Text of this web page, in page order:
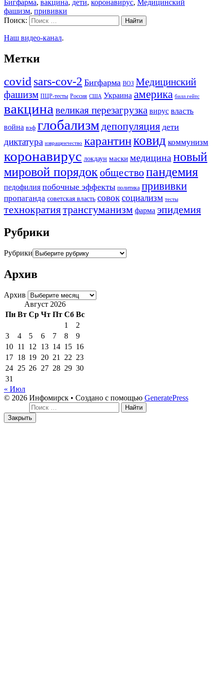
Бигфарма, вакцина, дети, коронавирус, Медицинский
фашизм, прививки
Поиск:
Наш видео-канал.
Метки
covidsars-cov-2 Бигфарма ВОЗ Медицинский
фашизм ПЦР-тесты Россия США Украина америка билл гейтс
вакцинавеликая перезагрузка вирус власть
война вэф глобализмдепопуляция дети
диктатура извращенчество карантинковид коммунизм
коронавирус локдаун маски медицинановый
мировой порядокобществопандемия
педофилия побочные эффекты политика прививки
пропаганда советская власть совоксоциализм тесты
технократиятрансгуманизм фарма эпидемия
Рубрики
Рубрики
Архив
Архив
Август 2026
Пн Вт Ср Чт Пт Сб Вс
1
2
3
4 5 6 7 8
9
10 11 12 13 14 15 16
17 18 19 20 21 22 23
24 25 26 27 28 29 30
31
« Июл
© 2026 Инфомирск • Создано с помощью GeneratePress
Закрыть